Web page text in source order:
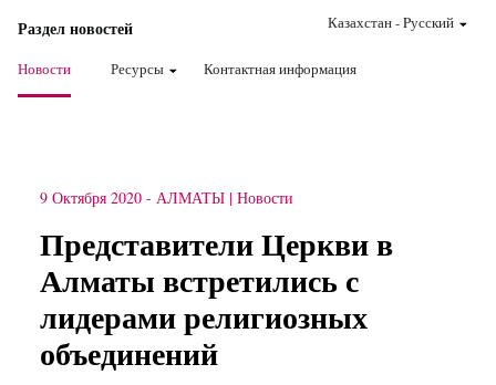
Раздел новостей
Новости Ресурсы Контактная информация
Казахстан-Pусский
9 Октября 2020 - АЛМАТЫ Новости
Представители Церкви в
Алматы встретились с
лидерами религиозных
объединений